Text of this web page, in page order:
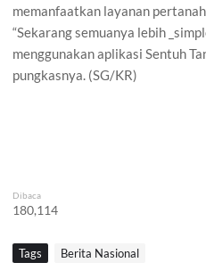
memanfaatkan layanan
“Sekarang semuanya lebih
menggunakan aplikasi Sentuh
pungkasnya. (SG/KR)
Dibaca
180,114
Tags Berita Nasional